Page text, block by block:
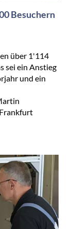
Besuchern
über 1'114
sei ein Anstieg
und ein